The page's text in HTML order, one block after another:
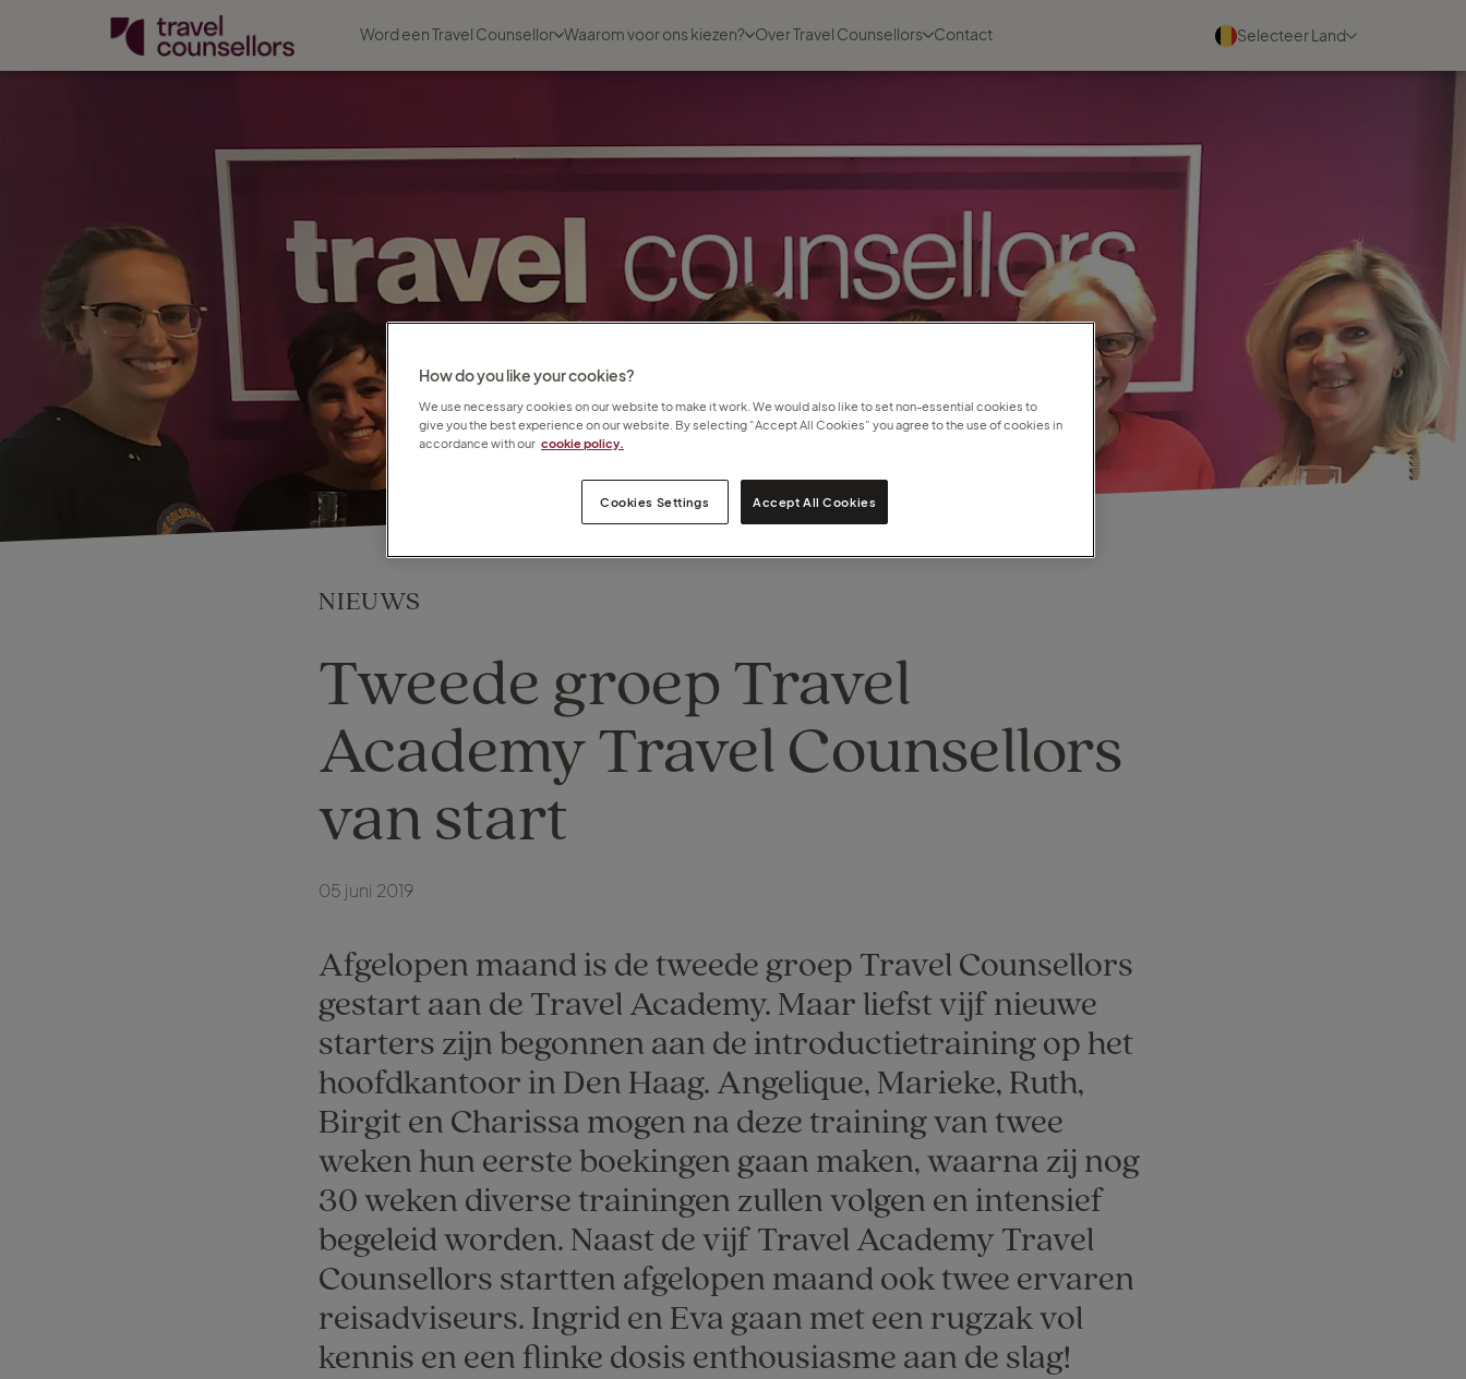
Word een Travel Counsellor Waarom voor ons kiezen? Over Travel Counsellors Contact Selecteer Land
Evenementen
03 september 2026
Maak kennis met ons tijdens
de TC Partnerdag
Lees meer
17 oktober 2026
Maak kennis met ons tijdens
de TC Mini conferentie
Lees meer
NIEUWS
Tweede groep Travel
Academy Travel Counsellors
van start
05 juni 2019
Afgelopen maand is de tweede groep Travel Counsellors
gestart aan de Travel Academy. Maar liefst vijf nieuwe
starters zijn begonnen aan de introductietraining op het
hoofdkantoor in Den Haag. Angelique, Marieke, Ruth,
Birgit en Charissa mogen na deze training van twee
weken hun eerste boekingen gaan maken, waarna zij nog
30 weken diverse trainingen zullen volgen en intensief
begeleid worden. Naast de vijf Travel Academy Travel
Counsellors startten afgelopen maand ook twee ervaren
reisadviseurs. Ingrid en Eva gaan met een rugzak vol
kennis en een flinke dosis enthousiasme aan de slag!
How do you like your cookies?
We use necessary cookies on our website to make it work. We would also like to set non-essential cookies to
give you the best experience on our website. By selecting “Accept All Cookies” you agree to the use of cookies in
accordance with our cookie policy.
Cookies Settings Accept All Cookies